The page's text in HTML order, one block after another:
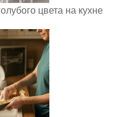
цвета на кухне